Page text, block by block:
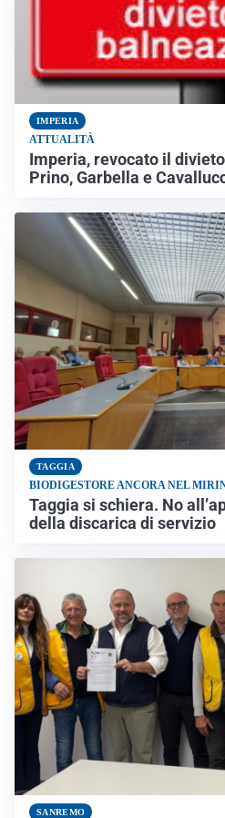
IMPERIA
ATTUALITÀ
Imperia, revocato il
Prino, Garbella e
TAGGIA
BIODIGESTORE ANCORA NEL
Taggia si schiera. No
della discarica di servizio
SANREMO